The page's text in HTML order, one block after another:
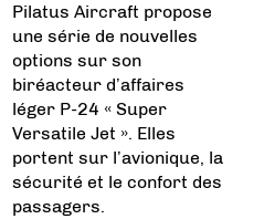
Pilatus Aircraft propose
une série de nouvelles
options sur son
biréacteur d’affaires
léger P-24 « Super
Versatile Jet ». Elles
portent sur l’avionique, la
sécurité et le confort des
passagers.